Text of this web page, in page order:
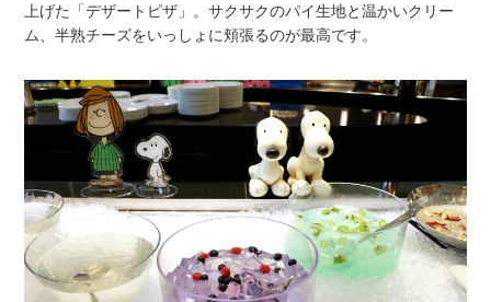
上げた「デザートピザ」。サクサクのパイ生地と温かいクリー
ム、半熟チーズをいっしょに頬張るのが最高です。